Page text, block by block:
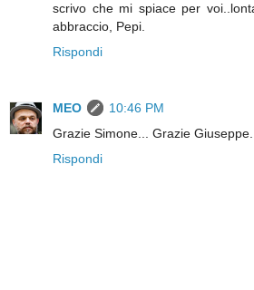
scrivo che mi spiace per
abbraccio, Pepi.
Rispondi
MEO
10:46 PM
Grazie Simone... Grazie
Rispondi